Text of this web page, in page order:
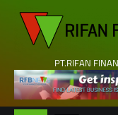
content
PT.RIFAN